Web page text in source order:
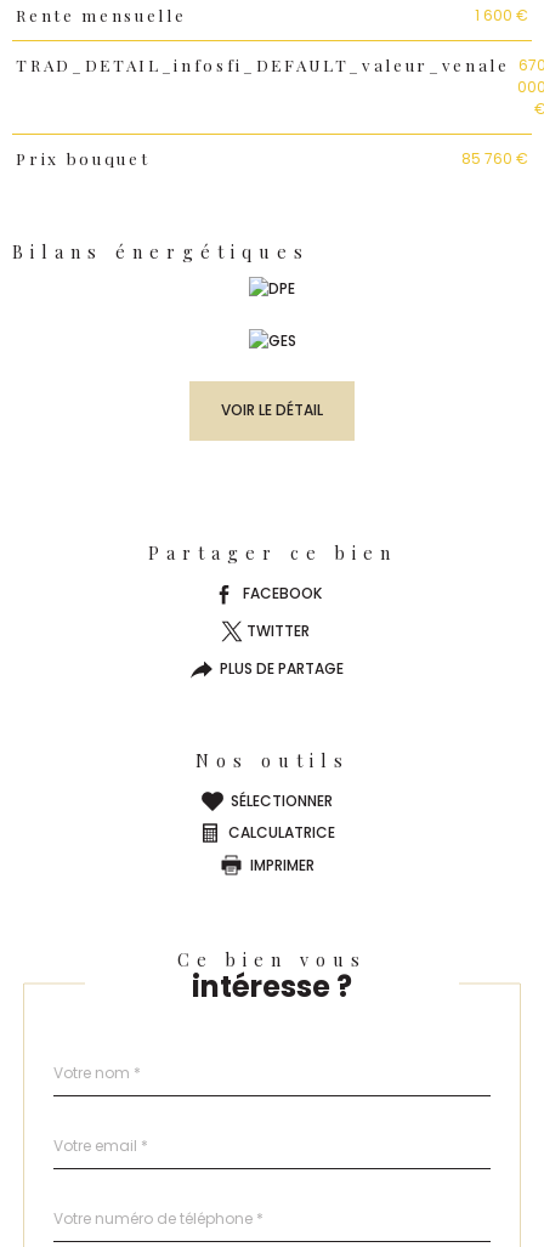
Rente mensuelle 1 600 €
TRAD_DETAIL_infosfi_DEFAULT_valeur_venale
Prix bouquet 85 760 €
Bilans énergétiques
VOIR LE DÉTAIL
Partager ce bien
FACEBOOK
TWITTER
PLUS DE PARTAGE
Nos outils
SÉLECTIONNER
CALCULATRICE
IMPRIMER
Ce bien vous
intéresse ?
par
*
*
*